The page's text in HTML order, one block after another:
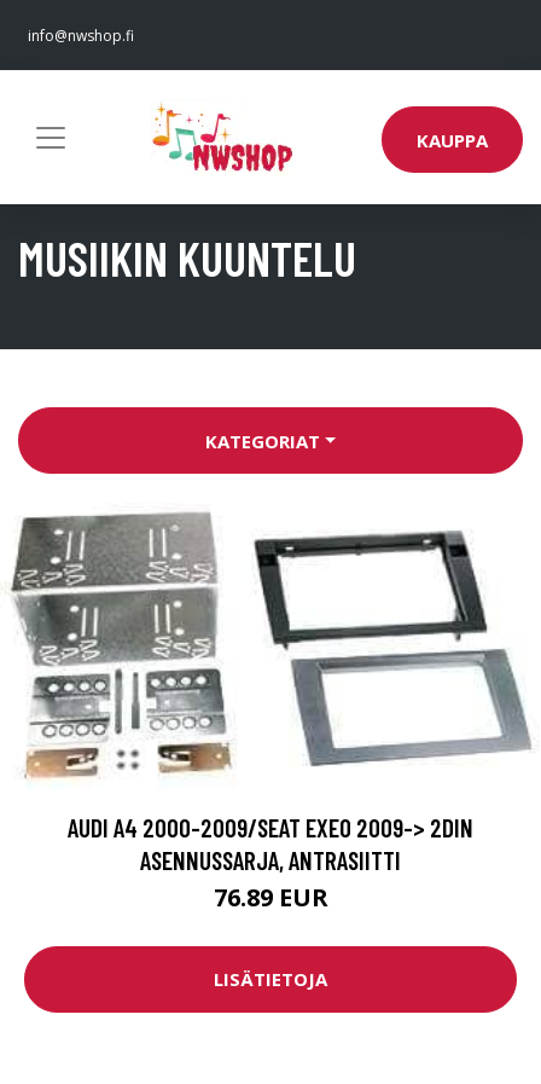
info@nwshop.fi
KAUPPA
MUSIIKIN KUUNTELU
KATEGORIAT
AUDI A4 2000-2009/SEAT EXEO 2009-> 2DIN
ASENNUSSARJA, ANTRASIITTI
76.89 EUR
LISÄTIETOJA